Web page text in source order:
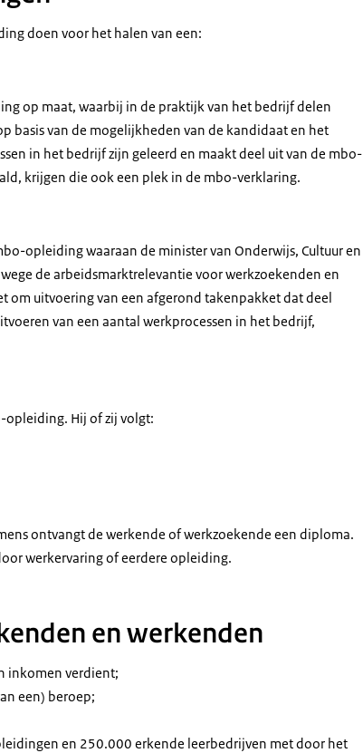
doen voor het halen van een:
op maat, waarbij in de praktijk van het bedrijf delen
basis van de mogelijkheden van de kandidaat en het
in het bedrijf zijn geleerd en maakt deel uit van de mbo-
krijgen die ook een plek in de mbo-verklaring.
opleiding waaraan de minister van Onderwijs, Cultuur en
de arbeidsmarktrelevantie voor werkzoekenden en
om uitvoering van een afgerond takenpakket dat deel
van een aantal werkprocessen in het bedrijf,
opleiding. Hij of zij volgt:
ontvangt de werkende of werkzoekende een diploma.
werkervaring of eerdere opleiding.
en werkenden
inkomen verdient;
een) beroep;
en 250.000 erkende leerbedrijven met door het